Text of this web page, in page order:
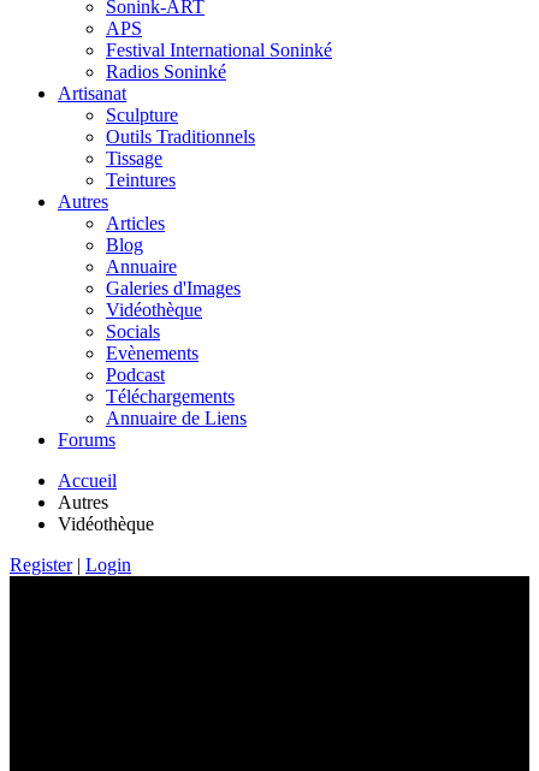
Sonink-ART
APS
Festival International Soninké
Radios Soninké
Artisanat
Sculpture
Outils Traditionnels
Tissage
Teintures
Autres
Articles
Blog
Annuaire
Galeries d'Images
Vidéothèque
Socials
Evènements
Podcast
Téléchargements
Annuaire de Liens
Forums
Accueil
Autres
Vidéothèque
Register| Login